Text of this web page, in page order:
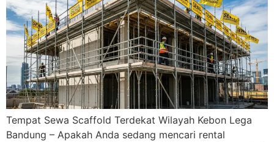
Tempat Sewa Scaffold Terdekat Wilayah Kebon Lega
Bandung – Apakah Anda sedang mencari rental